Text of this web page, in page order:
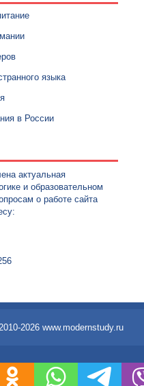
языка
в России
актуальная
и образовательном
о работе сайта
2026 www.modernstudy.ru